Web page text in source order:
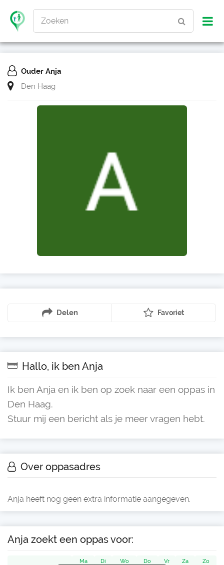
Zoeken
Ouder Anja
Den Haag
Delen Favoriet
Hallo, ik ben Anja
Ik ben Anja en ik ben op zoek naar een oppas in
Den Haag.
Stuur mij een bericht als je meer vragen hebt.
Over oppasadres
Anja heeft nog geen extra informatie aangegeven.
Anja zoekt een oppas voor:
Ma Di Wo Do Vr Za
Zo